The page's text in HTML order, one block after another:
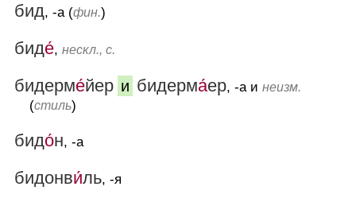
бид, -а (фин.)
биде́, нескл., с.
бидерме́йер и бидерма́ер, -а и неизм.
(стиль)
бидо́н, -а
бидонви́ль, -я